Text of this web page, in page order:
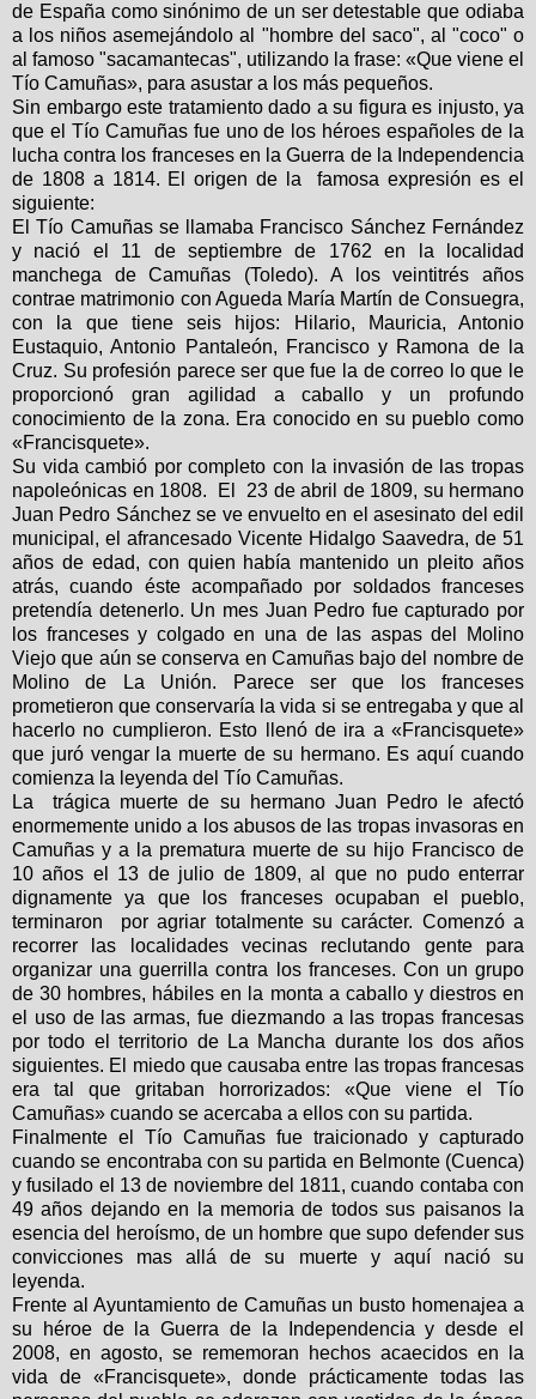
de España como sinónimo de un ser detestable que odiaba
a los niños asemejándolo al "hombre del saco", al "coco" o
al famoso "sacamantecas", utilizando la frase: «Que viene el
Tío Camuñas», para asustar a los más pequeños.
Sin embargo este tratamiento dado a su figura es injusto, ya
que el Tío Camuñas fue uno de los héroes españoles de la
lucha contra los franceses en la Guerra de la Independencia
de 1808 a 1814. El origen de la famosa expresión es el
siguiente:
El Tío Camuñas se llamaba Francisco Sánchez Fernández
y nació el 11 de septiembre de 1762 en la localidad
manchega de Camuñas (Toledo). A los veintitrés años
contrae matrimonio con Agueda María Martín de Consuegra,
con la que tiene seis hijos: Hilario, Mauricia, Antonio
Eustaquio, Antonio Pantaleón, Francisco y Ramona de la
Cruz. Su profesión parece ser que fue la de correo lo que le
proporcionó gran agilidad a caballo y un profundo
conocimiento de la zona. Era conocido en su pueblo como
«Francisquete».
Su vida cambió por completo con la invasión de las tropas
napoleónicas en 1808. El 23 de abril de 1809, su hermano
Juan Pedro Sánchez se ve envuelto en el asesinato del edil
municipal, el afrancesado Vicente Hidalgo Saavedra, de 51
años de edad, con quien había mantenido un pleito años
atrás, cuando éste acompañado por soldados franceses
pretendía detenerlo. Un mes Juan Pedro fue capturado por
los franceses y colgado en una de las aspas del Molino
Viejo que aún se conserva en Camuñas bajo del nombre de
Molino de La Unión. Parece ser que los franceses
prometieron que conservaría la vida si se entregaba y que al
hacerlo no cumplieron. Esto llenó de ira a «Francisquete»
que juró vengar la muerte de su hermano. Es aquí cuando
comienza la leyenda del Tío Camuñas.
La trágica muerte de su hermano Juan Pedro le afectó
enormemente unido a los abusos de las tropas invasoras en
Camuñas y a la prematura muerte de su hijo Francisco de
10 años el 13 de julio de 1809, al que no pudo enterrar
dignamente ya que los franceses ocupaban el pueblo,
terminaron por agriar totalmente su carácter. Comenzó a
recorrer las localidades vecinas reclutando gente para
organizar una guerrilla contra los franceses. Con un grupo
de 30 hombres, hábiles en la monta a caballo y diestros en
el uso de las armas, fue diezmando a las tropas francesas
por todo el territorio de La Mancha durante los dos años
siguientes. El miedo que causaba entre las tropas francesas
era tal que gritaban horrorizados: «Que viene el Tío
Camuñas» cuando se acercaba a ellos con su partida.
Finalmente el Tío Camuñas fue traicionado y capturado
cuando se encontraba con su partida en Belmonte (Cuenca)
y fusilado el 13 de noviembre del 1811, cuando contaba con
49 años dejando en la memoria de todos sus paisanos la
esencia del heroísmo, de un hombre que supo defender sus
convicciones mas allá de su muerte y aquí nació su
leyenda.
Frente al Ayuntamiento de Camuñas un busto homenajea a
su héroe de la Guerra de la Independencia y desde el
2008, en agosto, se rememoran hechos acaecidos en la
vida de «Francisquete», donde prácticamente todas las